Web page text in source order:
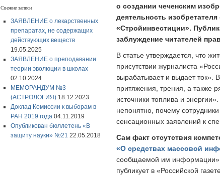
Свежие записи
ЗАЯВЛЕНИЕ о лекарственных
препаратах, не содержащих
действующих веществ
19.05.2025
ЗАЯВЛЕНИЕ о преподавании
теории эволюции в школах
02.10.2024
МЕМОРАНДУМ №3
(АСТРОЛОГИЯ) 18.12.2023
Доклад Комиссии к выборам в
РАН 2019 года 04.11.2019
Опубликован бюллетень «В
защиту науки» №21 22.05.2018
о создании чеченским
деятельность
«Стройинвестиции».
заблуждение читателей
В статье утверждается, что
присутствии журналиста
вырабатывает и выдает ток».
притяжения, трения, а также
источники топлива и
непонятно, почему
сенсационных заявлений к
Сам факт отсутствия
«О средствах массовой
сообщаемой им
публикует в «Российской